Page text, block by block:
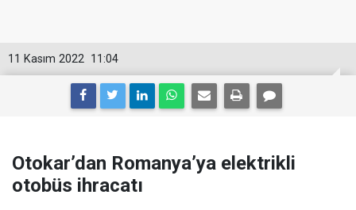
11:04
11 Kasım 2022
Otokar’dan Romanya’ya elektrikli
otobüs ihracatı